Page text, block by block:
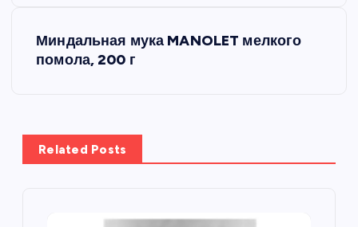
а
ц
Миндальная мука MANOLET мелкого
помола, 200 г
Related Posts